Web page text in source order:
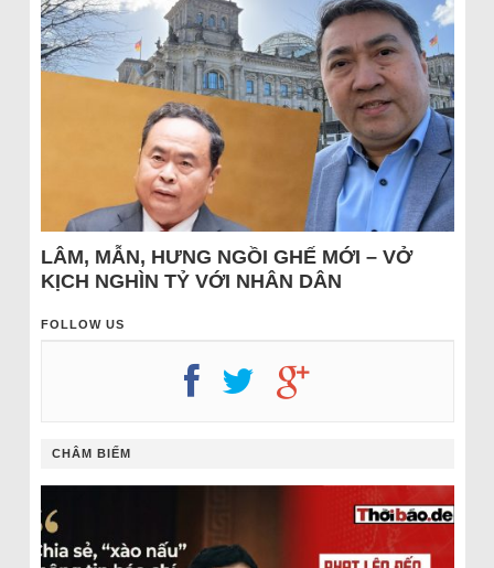
LÂM, MẪN, HƯNG NGỒI GHẾ MỚI – VỞ
KỊCH NGHÌN TỶ VỚI NHÂN DÂN
FOLLOW US
CHÂM BIẾM